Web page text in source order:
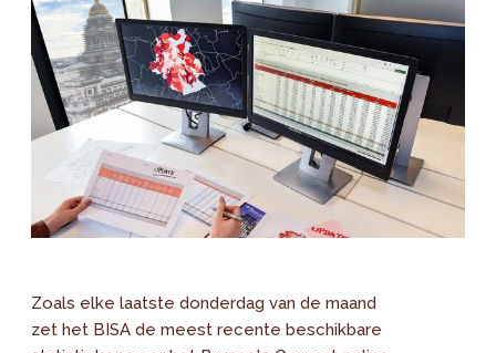
Zoals elke laatste donderdag van de maand
zet het BISA de meest recente beschikbare